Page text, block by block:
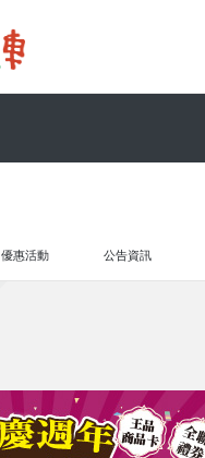
優惠活動 公告資訊